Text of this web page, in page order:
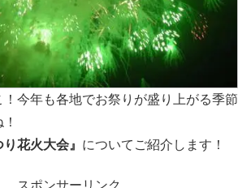
！今年も各地でお祭りが盛り上がる季節
り花火大会』 についてご紹介します！